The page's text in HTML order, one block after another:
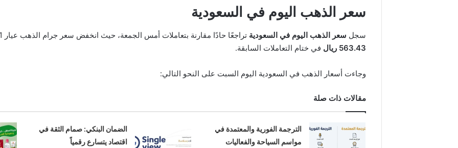
سعر الذهب اليوم في السعودية
سجل سعر الذهب اليوم في السعودية تراجعًا حادًا مقارنة بتعاملات أمس الجمعة، حيث انخفض سعر جرام الذهب عيار 21 إلى
563.43 ريال
في ختام التعاملات السابقة.
وجاءت أسعار الذهب في السعودية اليوم السبت على النحو التالي:
مقالات ذات صلة
الترجمة الفورية والمعتمدة في
مواسم السياحة والفعاليات
الضمان البنكي: صمام الثقة في
اقتصاد يتسارع رقمياً